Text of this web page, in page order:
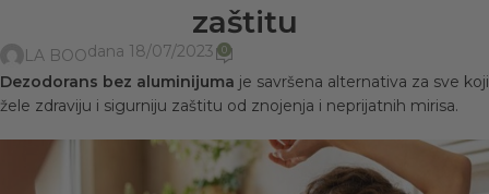
zaštitu
LA BOOdana 18/07/2023 0
Dezodorans bez aluminijuma je savršena alternativa za sve koji
žele zdraviju i sigurniju zaštitu od znojenja i neprijatnih mirisa.